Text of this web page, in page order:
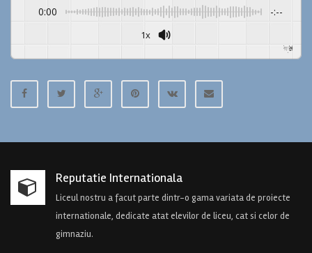
0:00 -:--
1x
GSpeech
Reputatie Internationala
Liceul nostru a facut parte dintr-o gama variata de proiecte
internationale, dedicate atat elevilor de liceu, cat si celor de
gimnaziu.